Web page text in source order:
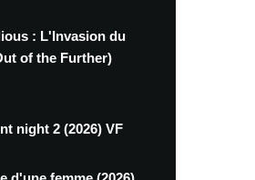
: L'Invasion du
of the Further)
night 2 (2026) VF